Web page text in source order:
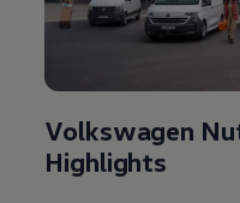
Volkswagen
Highlights